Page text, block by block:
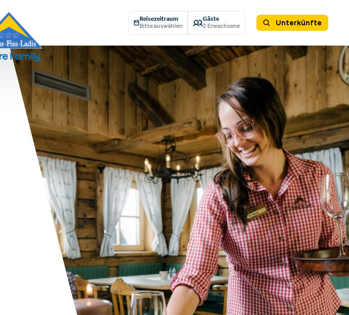
Reisezeitraum
Bitte auswählen
Gäste
2 Erwachsene
Unterkünfte